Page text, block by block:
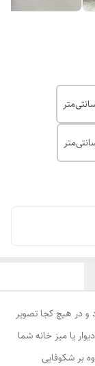
و در هیچ کجا تصویر
یا میز خانه شما
بر شکوفایی